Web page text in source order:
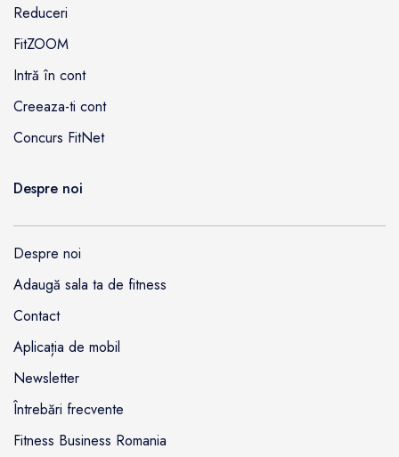
Reduceri
FitZOOM
Intră în cont
Creeaza-ti cont
Concurs FitNet
Despre noi
Despre noi
Adaugă sala ta de fitness
Contact
Aplicația de mobil
Newsletter
Întrebări frecvente
Fitness Business Romania